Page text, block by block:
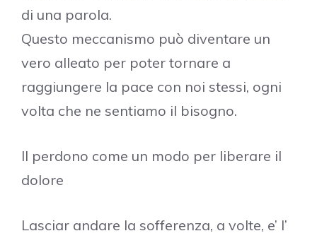
di una parola.
Questo meccanismo può diventare un
vero alleato per poter tornare a
raggiungere la pace con noi stessi, ogni
volta che ne sentiamo il bisogno.
Il perdono come un modo per liberare il
dolore
Lasciar andare la sofferenza, a volte, e’ l’